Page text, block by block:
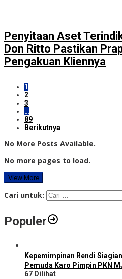
Penyitaan Aset
Don Ritto Pastikan
Pengakuan Kliennya
1
2
3
…
89
Berikutnya
No More Posts Available.
No more pages to load.
View More
Cari untuk:
Populer
Kepemimpinan Rendi
Pemuda Karo Pimpin PKN
67 Dilihat